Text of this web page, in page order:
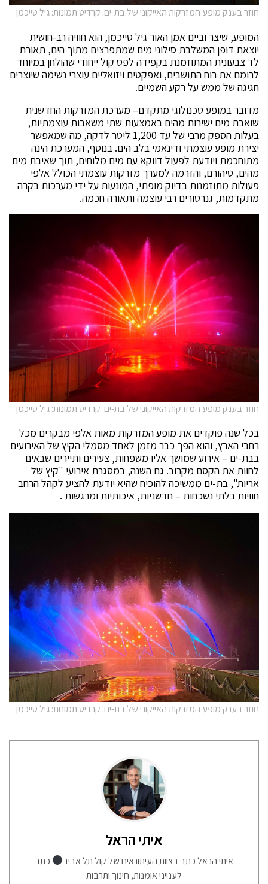
חוזר בענק מופע המזרקות האייקוני של בת-ים. קרדיט תמונות: גיל טייכמן
המופע, שיצר וביים אמן האור גיל טייכמן, הוא חוויה רב-חושית
יוצאת דופן המשלבת סילוני מים שמתפרצים מתוך הים, תאורת
לד צבעונית המתוזמנת בקפידה לפס קול ייחודי שהולחן במיוחד
לרומם את רוח התושבים, ואפקטים ויזואליים עוצרי נשימה שיוצרים
חגיגה של ממש על רקע השמיים.
מדובר במופע טכנולוגי מתקדם– מערכת המזרקות החדשנית
שואבת מים ישירות מהים באמצעות שתי משאבות עוצמתיות,
בעלות הספק מרבי של עד 1,200 ליטר לדקה, מה שמאפשר
יצירת מופע עוצמתי ודינאמי בלב הים. בנוסף, המערכת הינה
מתוחכמת ויודעת לפעול דווקא עם מים מלוחים, תוך שאיבת מים
מהים, טיהורם, והזרמה למערך מזרקות עוצמתי הכולל אלפי
פעולות מתוזמנות בדיוק מופתי, המונעות על ידי מערכות בקרה
מתקדמות, גנרטורים רבי עוצמה ותאורה חכמה.
חוזר בענק מופע המזרקות האייקוני של בת-ים. קרדיט תמונות: גיל טייכמן
בכל שנה פוקדים את מופע המזרקות מאות אלפי מבקרים מכל
רחבי הארץ, והוא הפך כבר מזמן לאחד מסמלי הקיץ של האירועים
בבת-ים – אירוע שמושך אליו משפחות, צעירים ותיירים שבאים
לחוות את הקסם מקרוב. גם השנה, במסגרת אירועי "קיץ של
אריות", בת-ים ממשיכה להוכיח שהיא יודעת להציע לקהל הרחב
חוויות בלתי נשכחות – חדשניות, איכותיות ומרגשות .
חוזר בענק מופע המזרקות האייקוני של בת-ים. קרדיט תמונות: גיל טייכמן
איתי הראל
איתי הראל כתב בצוות העיתונאים של קול תל אביב
כתב
לענייני אומנות, חינוך ותרבות